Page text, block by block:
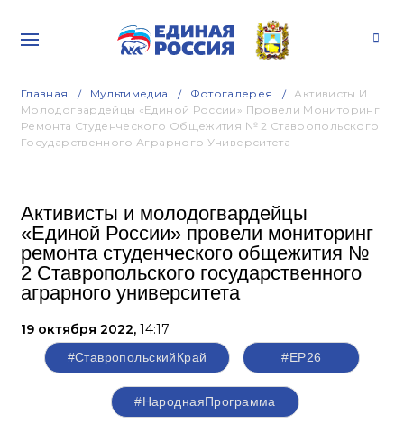
Главная Мультимедиа Фотогалерея
Активисты И
Молодогвардейцы «Единой России» Провели Мониторинг
Ремонта Студенческого Общежития № 2 Ставропольского
Государственного Аграрного Университета
Активисты и молодогвардейцы
«Единой России» провели мониторинг
ремонта студенческого общежития №
2 Ставропольского государственного
аграрного университета
19 октября 2022, 14:17
#СтавропольскийКрай #ЕР26
#НароднаяПрограмма